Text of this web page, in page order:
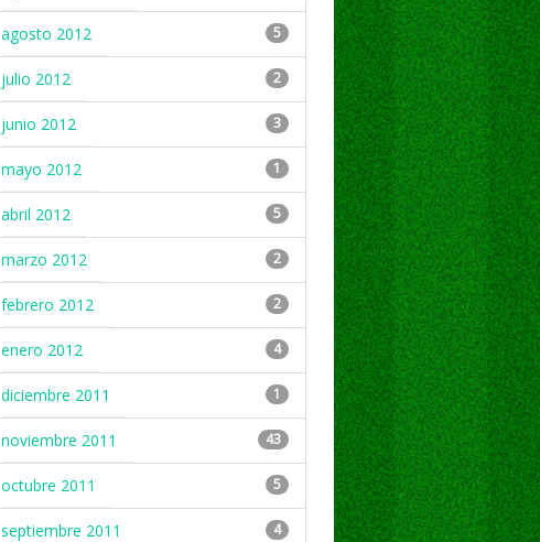
agosto 2012 5
julio 2012 2
junio 2012 3
mayo 2012 1
abril 2012 5
marzo 2012 2
febrero 2012 2
enero 2012 4
diciembre 2011 1
noviembre 2011 43
octubre 2011 5
septiembre 2011 4